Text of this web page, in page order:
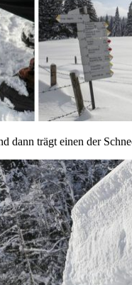
dann trägt einen der